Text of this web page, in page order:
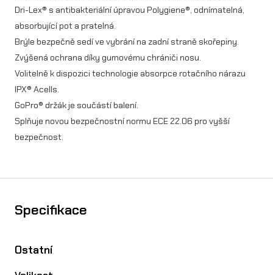
v
í
Dri-Lex® s antibakteriální úpravou Polygiene®, odnímatelná,
absorbující pot a pratelná.
Brýle bezpečně sedí ve vybrání na zadní straně skořepiny.
Zvýšená ochrana díky gumovému chrániči nosu.
Volitelně k dispozici technologie absorpce rotačního nárazu
IPX® Acells.
GoPro® držák je součástí balení.
Splňuje novou bezpečnostní normu ECE 22.06 pro vyšší
bezpečnost.
Specifikace
Ostatní